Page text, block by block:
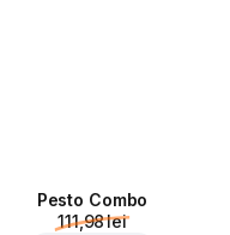
Pesto Combo
111,98 lei